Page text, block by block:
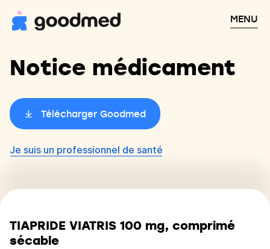
MENU
Notice médicament
Télécharger Goodmed
Je suis un professionnel de santé
TIAPRIDE VIATRIS 100 mg, comprimé
sécable